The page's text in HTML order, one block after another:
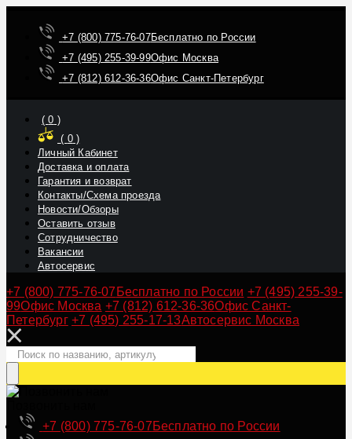
+7 (800) 775-76-07Бесплатно по России
+7 (495) 255-39-99Офис Москва
+7 (812) 612-36-36Офис Санкт-Петербург
(0 )
( 0)
Личный Кабинет
Доставка и оплата
Гарантия и возврат
Контакты/Схема проезда
Новости/Обзоры
Оставить отзыв
Сотрудничество
Вакансии
Автосервис
+7 (800) 775-76-07 Бесплатно по России +7 (495) 255-39-
99Офис Москва +7 (812) 612-36-36Офис Санкт-
Петербург +7 (495) 255-17-13Автосервис Москва
+7 (800) 775-76-07Бесплатно по России